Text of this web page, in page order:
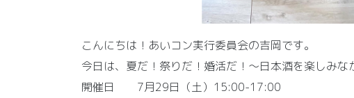
こんにちは！あいコン実行委員会の吉岡です。
今日は、夏だ！祭りだ！婚活だ！～日本酒を楽しみ
開催日 7月29日（土）15:00-17:00